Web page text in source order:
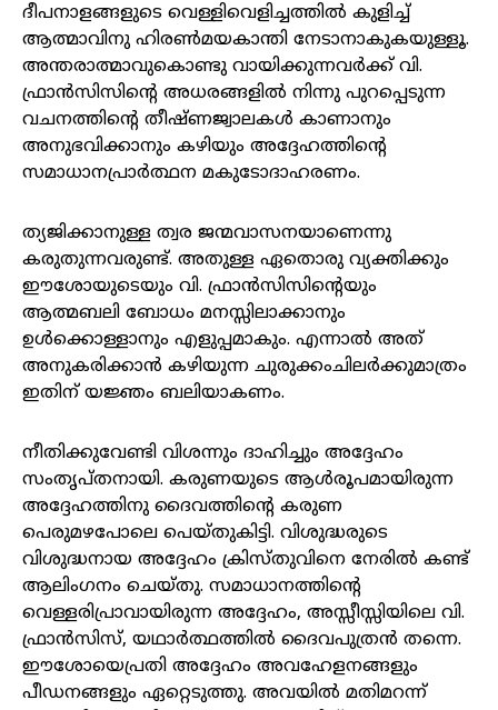
ദീപനാളങ്ങളുടെ വെള്ളിവെളിച്ചത്തിൽ കുളിച്ച്
ആത്മാവിനു ഹിരൺമയകാന്തി നേടാനാകുകയുള്ളൂ.
അന്തരാത്മാവുകൊണ്ടു വായിക്കുന്നവർക്ക് വി.
ഫ്രാൻസിസിന്റെ അധരങ്ങളിൽ നിന്നു പുറപ്പെടുന്ന
വചനത്തിന്റെ തീഷ്ണജ്വാലകൾ കാണാനും
അനുഭവിക്കാനും കഴിയും അദ്ദേഹത്തിന്റെ
സമാധാനപ്രാർത്ഥന മകുടോദാഹരണം.
ത്യജിക്കാനുള്ള ത്വര ജന്മവാസനയാണെന്നു
കരുതുന്നവരുണ്ട്. അതുള്ള ഏതൊരു വ്യക്തിക്കും
ഈശോയുടെയും വി. ഫ്രാൻസിസിന്റെയും
ആത്മബലി ബോധം മനസ്സിലാക്കാനും
ഉൾക്കൊള്ളാനും എളുപ്പമാകും. എന്നാൽ അത്
അനുകരിക്കാൻ കഴിയുന്ന ചുരുക്കംചിലർക്കുമാത്രം
ഇതിന് യജ്ഞം ബലിയാകണം.
നീതിക്കുവേണ്ടി വിശന്നും ദാഹിച്ചും അദ്ദേഹം
സംതൃപ്തനായി. കരുണയുടെ ആൾരൂപമായിരുന്ന
അദ്ദേഹത്തിനു ദൈവത്തിന്റെ കരുണ
പെരുമഴപോലെ പെയ്തുകിട്ടി. വിശുദ്ധരുടെ
വിശുദ്ധനായ അദ്ദേഹം ക്രിസ്തുവിനെ നേരിൽ കണ്ട്
ആലിംഗനം ചെയ്തു. സമാധാനത്തിന്റെ
വെള്ളരിപ്രാവായിരുന്ന അദ്ദേഹം, അസ്സീസ്സിയിലെ വി.
ഫ്രാൻസിസ്, യഥാർത്ഥത്തിൽ ദൈവപുത്രൻ തന്നെ.
ഈശോയെപ്രതി അദ്ദേഹം അവഹേളനങ്ങളും
പീഡനങ്ങളും ഏറ്റെടുത്തു. അവയിൽ മതിമറന്ന്